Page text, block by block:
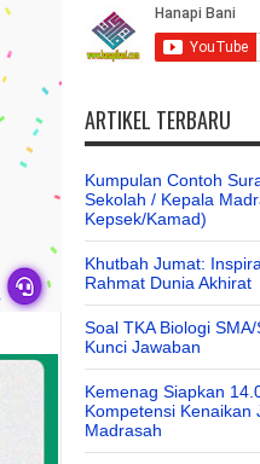
ARTIKEL TERBARU
Kumpulan Contoh
Sekolah / Kepala
Kepsek/Kamad)
Khutbah Jumat:
Rahmat Dunia Akhirat
Soal TKA Biologi
Kunci Jawaban
Kemenag Siapkan
Kompetensi Kenaikan
Madrasah